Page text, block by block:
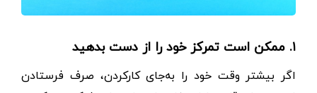
۱. ممکن است تمرکز خود را از دست بدهید
اگر بیشتر وقت خود را به‌جای کار‌کردن، صرف فرستادن